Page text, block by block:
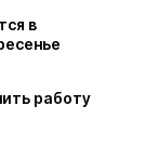
в
работу